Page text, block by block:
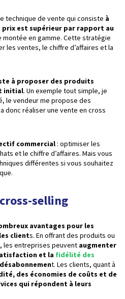
technique de vente qui consiste à
est supérieur par rapport au
montée en gamme. Cette stratégie
les ventes, le chiffre d’affaires et la
à proposer des produits
initial. Un exemple tout simple, je
le vendeur me propose des
donc réaliser une vente en cross
commercial : optimiser les
et le chiffre d’affaires. Mais vous
différentes si vous souhaitez
selling
avantages pour les
clients. En offrant des produits ou
les entreprises peuvent augmenter
et la fidélité des
t. Les clients, quant à
des économies de coûts et de
qui répondent à leurs